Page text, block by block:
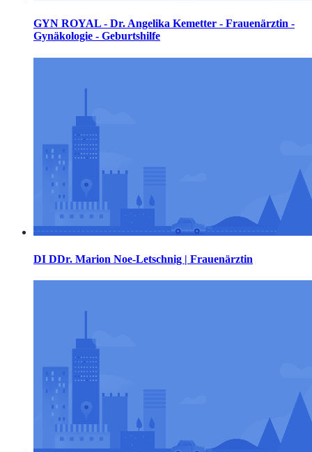
GYN ROYAL - Dr. Angelika Kemetter - Frauenärztin -
Gynäkologie - Geburtshilfe
DI DDr. Marion Noe-Letschnig | Frauenärztin